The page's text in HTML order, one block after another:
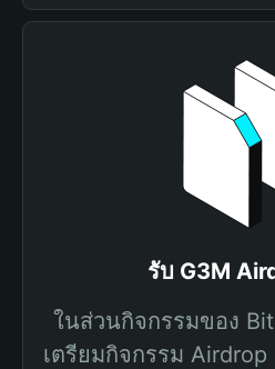
รับ G3M
ในส่วนกิจกรรมของ
เตรียมกิจกรรม Airdrop